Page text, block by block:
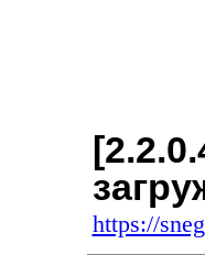
https://